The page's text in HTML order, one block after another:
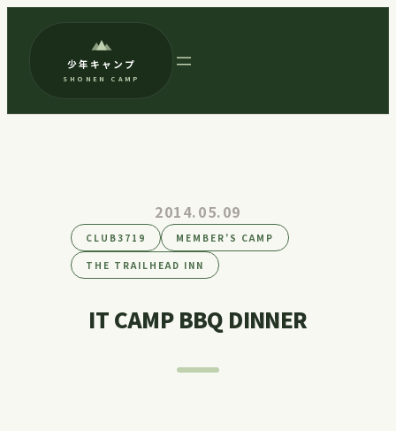
キ
少年キャンプ
SHONEN CAMP
2014.05.09
CLUB3719 MEMBER’S CAMP
THE TRAILHEAD INN
IT CAMP BBQ DINNER